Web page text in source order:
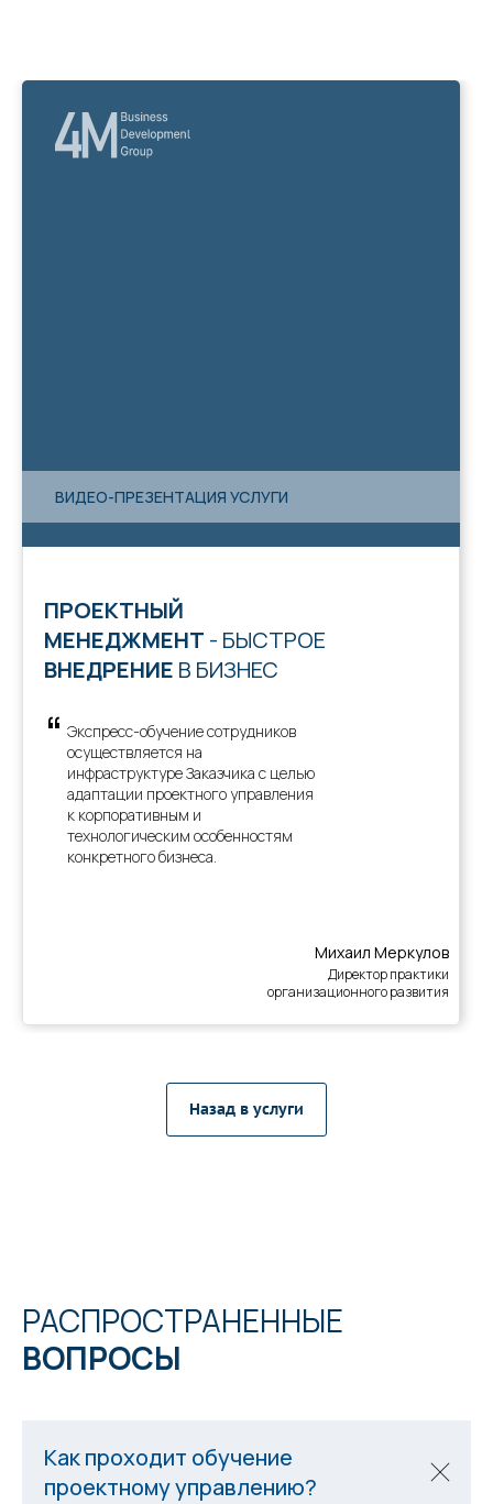
ПРОЕКТНЫЙ
МЕНЕДЖМЕНТ - БЫСТРОЕ
ВНЕДРЕНИЕ В БИЗНЕС
Экспресс-обучение сотрудников
осуществляется на
инфраструктуре Заказчика с целью
адаптации проектного управления
к корпоративным и
технологическим особенностям
конкретного бизнеса.
Михаил Меркулов
Директор практики
организационного развития
“
ВИДЕО-ПРЕЗЕНТАЦИЯ УСЛУГИ
Назад в услуги
РАСПРОСТРАНЕННЫЕ
ВОПРОСЫ
Как проходит обучение
проектному управлению?